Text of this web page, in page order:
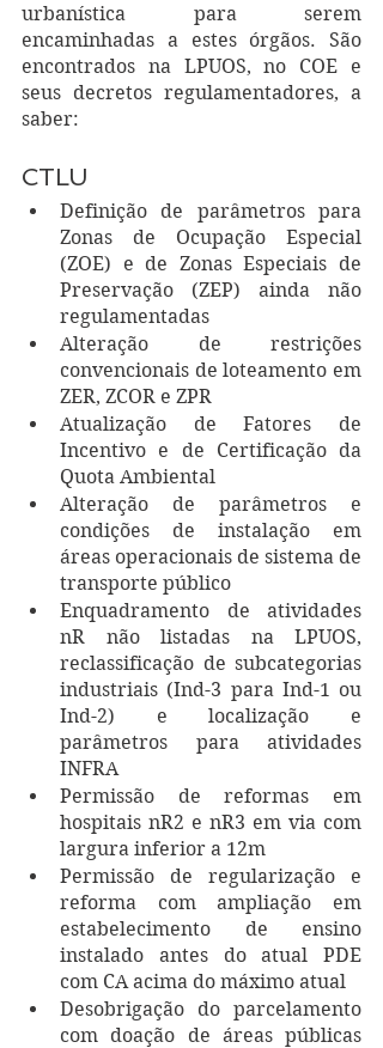
urbanística para serem
encaminhadas a estes órgãos. São
encontrados na LPUOS, no COE e
seus decretos regulamentadores, a
saber:
CTLU
Definição de parâmetros para
Zonas de Ocupação Especial
(ZOE) e de Zonas Especiais de
Preservação (ZEP) ainda não
regulamentadas
Alteração de restrições
convencionais de loteamento em
ZER, ZCOR e ZPR
Atualização de Fatores de
Incentivo e de Certificação da
Quota Ambiental
Alteração de parâmetros e
condições de instalação em
áreas operacionais de sistema de
transporte público
Enquadramento de atividades
nR não listadas na LPUOS,
reclassificação de subcategorias
industriais (Ind-3 para Ind-1 ou
Ind-2) e localização e
parâmetros para atividades
INFRA
Permissão de reformas em
hospitais nR2 e nR3 em via com
largura inferior a 12m
Permissão de regularização e
reforma com ampliação em
estabelecimento de ensino
instalado antes do atual PDE
com CA acima do máximo atual
Desobrigação do parcelamento
com doação de áreas públicas